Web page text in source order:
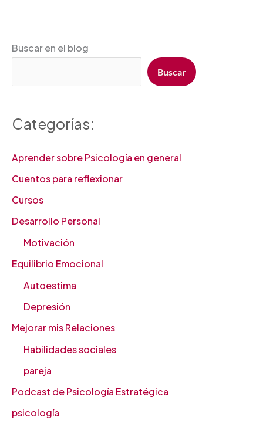
Buscar en el blog
Buscar
Categorías:
Aprender sobre Psicología en general
Cuentos para reflexionar
Cursos
Desarrollo Personal
Motivación
Equilibrio Emocional
Autoestima
Depresión
Mejorar mis Relaciones
Habilidades sociales
pareja
Podcast de Psicología Estratégica
psicología